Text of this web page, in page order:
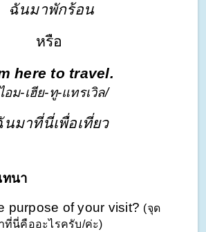
ฉันมาพักร้อน
หรือ
here to travel.
อม-เฮีย-ทู-แทรเวิล/
นมาที่นี่เพื่อเที่ยว
ทนา
purpose of your visit? (จุด
นี่คืออะไรครับ/ค่ะ)